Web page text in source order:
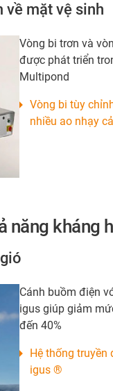
về mặt vệ sinh
Vòng bi trơn và
được phát triển
Multipond
Vòng bi tùy
nhiều ao nhạy
năng kháng
Cánh buồm điện
igus giúp giảm
đến 40%
Hệ thống truyền
igus ®